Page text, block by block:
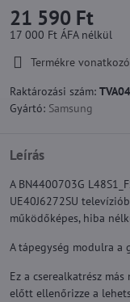
21 590 Ft
17 000 Ft ÁFA nélkül
Termékre
Raktározási szám:
Gyártó: Samsung
Leírás
A BN4400703G
UE40J6272SU
működőképes, hiba
A tápegység modulra a
Ez a cserealkatrész
előtt ellenőrizze a